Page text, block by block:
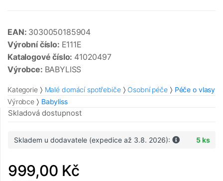
EAN: 3030050185904
Výrobní číslo: E111E
Katalogové číslo: 41020497
Výrobce: BABYLISS
Kategorie Malé domácí spotřebiče Osobní péče
Péče o vlasy
Výrobce
Babyliss
Skladová dostupnost
Skladem u dodavatele (expedice až 3.8. 2026): 5 ks
999,00 Kč